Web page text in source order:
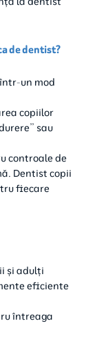
de dentist?
un mod
copiilor
sau
controale de
Dentist copii
fiecare
și adulți
eficiente
întreaga